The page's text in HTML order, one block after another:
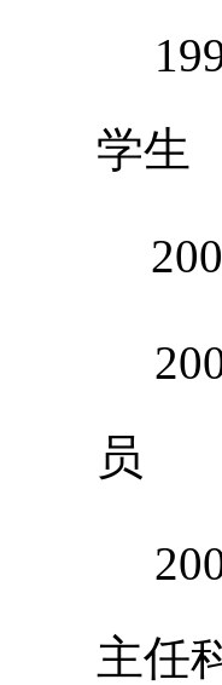
学生
员
主任